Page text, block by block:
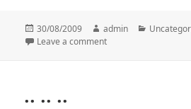
Posted
on
30/08/2009 Author
admin
Leave a comment
.. .. ..